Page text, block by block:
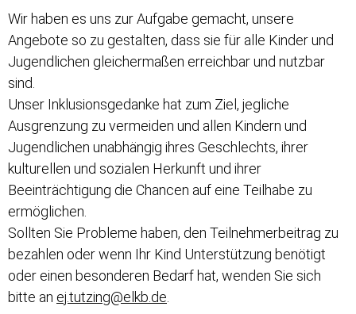
Wir haben es uns zur Aufgabe gemacht, unsere
Angebote so zu gestalten, dass sie für alle Kinder und
Jugendlichen gleichermaßen erreichbar und nutzbar
sind.
Unser Inklusionsgedanke hat zum Ziel, jegliche
Ausgrenzung zu vermeiden und allen Kindern und
Jugendlichen unabhängig ihres Geschlechts, ihrer
kulturellen und sozialen Herkunft und ihrer
Beeinträchtigung die Chancen auf eine Teilhabe zu
ermöglichen.
Sollten Sie Probleme haben, den Teilnehmerbeitrag zu
bezahlen oder wenn Ihr Kind Unterstützung benötigt
oder einen besonderen Bedarf hat, wenden Sie sich
bitte an ej.tutzing@elkb.de